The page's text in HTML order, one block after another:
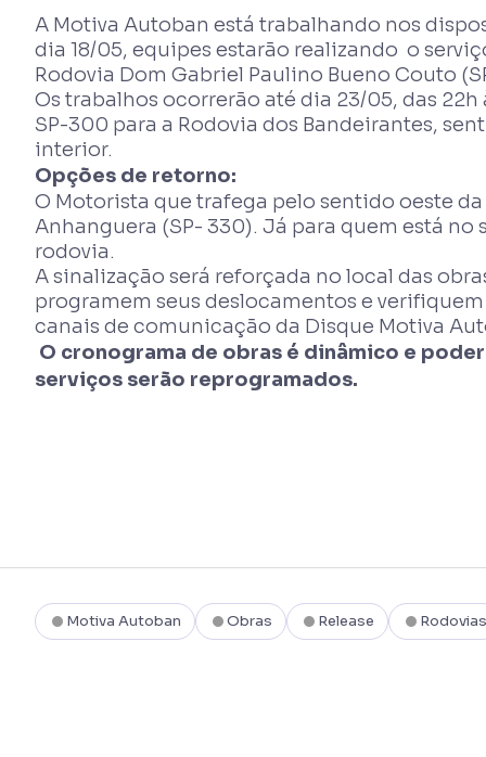
A Motiva Autoban está trabalhando nos
dia 18/05, equipes estarão realizando o
Rodovia Dom Gabriel Paulino Bueno Couto
Os trabalhos ocorrerão até dia 23/05, das
SP-300 para a Rodovia dos Bandeirantes,
interior.
Opções de retorno:
O Motorista que trafega pelo sentido oeste
Anhanguera (SP- 330). Já para quem está
rodovia.
A sinalização será reforçada no local das
programem seus deslocamentos e
canais de comunicação da Disque Motiva
O cronograma de obras é dinâmico e
serviços serão reprogramados.
Motiva Autoban Obras Release Rodovias